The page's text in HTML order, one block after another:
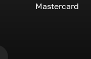
Mastercard